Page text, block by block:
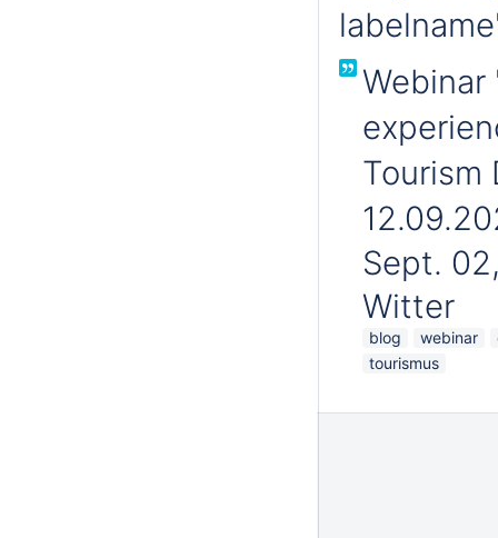
Webinar
Tourism
Sept.
Witter
blog webinar
tourismus